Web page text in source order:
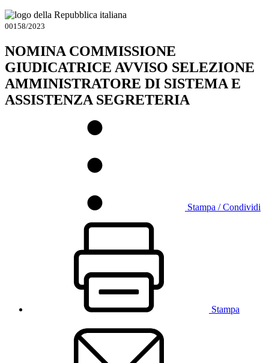
00158/2023
NOMINA COMMISSIONE
GIUDICATRICE AVVISO SELEZIONE
AMMINISTRATORE DI SISTEMA E
ASSISTENZA SEGRETERIA
Stampa / Condividi
Stampa